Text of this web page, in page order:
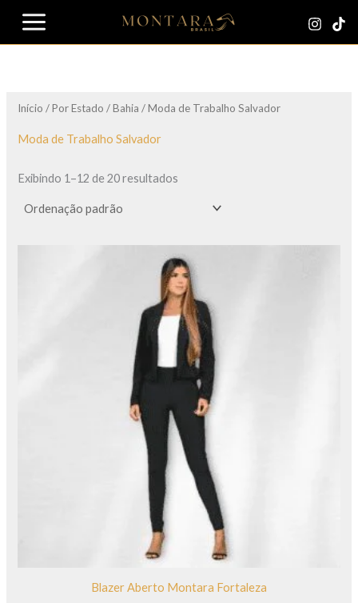
para
Início /Por Estado /Bahia / Moda de Trabalho Salvador
Moda de Trabalho Salvador
Exibindo 1–12 de 20 resultados
Blazer Aberto Montara Fortaleza